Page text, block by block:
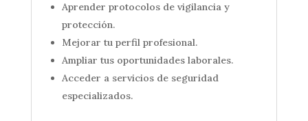
Aprender protocolos de vigilancia y
protección.
Mejorar tu perfil profesional.
Ampliar tus oportunidades laborales.
Acceder a servicios de seguridad
especializados.